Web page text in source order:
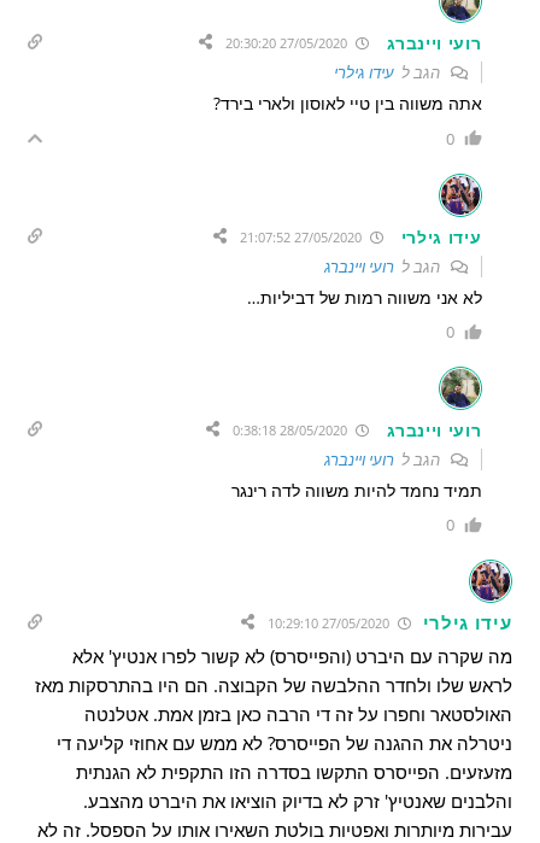
רועי ויינברג
הגב לעידו גילרי
אתה משווה בין טיי לאוסון ולארי בירד?
0
עידו גילרי 27/05/2020 21:07:52
הגב לרועי ויינברג
לא אני משווה רמות של דביליות…
0
רועי ויינברג
הגב לרועי ויינברג
תמיד נחמד להיות משווה לדה רינגר
0
עידו גילרי 27/05/2020 10:29:10
מה שקרה עם היברט (והפייסרס) לא קשור לפרו אנטיץ' אלא
לראש שלו ולחדר ההלבשה של הקבוצה. הם היו בהתרסקות מאז
האולסטאר וחפרו על זה די הרבה כאן בזמן אמת. אטלנטה
ניטרלה את ההגנה של הפייסרס? לא ממש עם אחוזי קליעה די
מזעזעים. הפייסרס התקשו בסדרה הזו התקפית לא הגנתית
והלבנים שאנטיץ' זרק לא בדיוק הוציאו את היברט מהצבע.
עבירות מיותרות ואפטיות בולטת השאירו אותו על הספסל. זה לא